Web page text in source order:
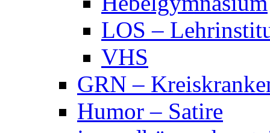
LOS –
VHS
GRN –
Humor – Satire